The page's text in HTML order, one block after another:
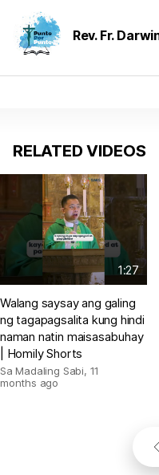
Rev. Fr.
RELATED VIDEOS
1:27
Walang saysay ang galing
ng tagapagsalita kung hindi
naman natin maisasabuhay
| Homily Shorts
Sa Madaling Sabi, 11
months ago